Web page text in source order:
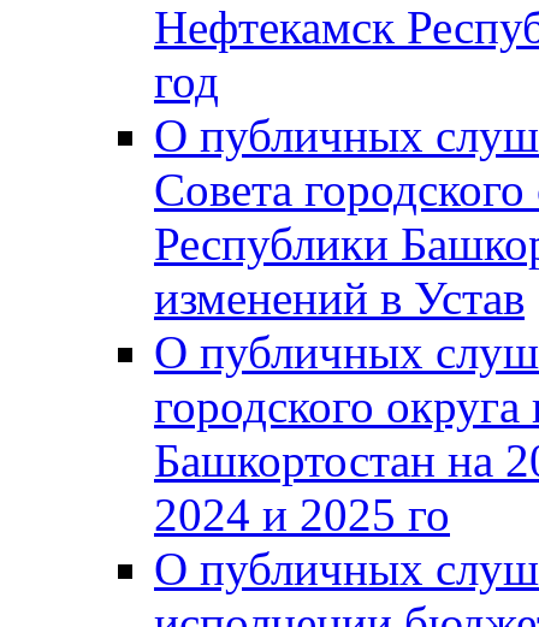
Нефтекамск
год
О публичных
Совета
Республики
изменений в Устав
О публичных
городского
Башкортостан на
2024 и 2025 го
О публичных